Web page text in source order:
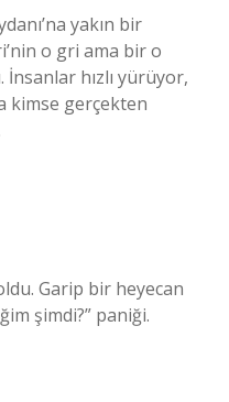
yakın bir
o gri ama bir o
İnsanlar hızlı yürüyor,
kimse gerçekten
Garip bir heyecan
şimdi?” paniği.